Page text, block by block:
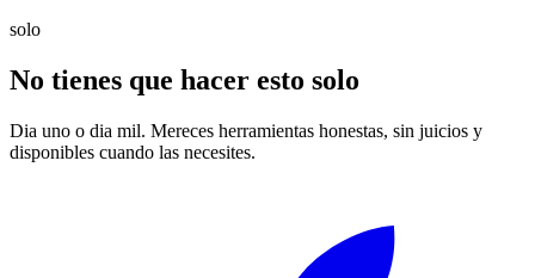
solo
No tienes que hacer esto solo
Dia uno o dia mil. Mereces herramientas honestas, sin juicios y
disponibles cuando las necesites.